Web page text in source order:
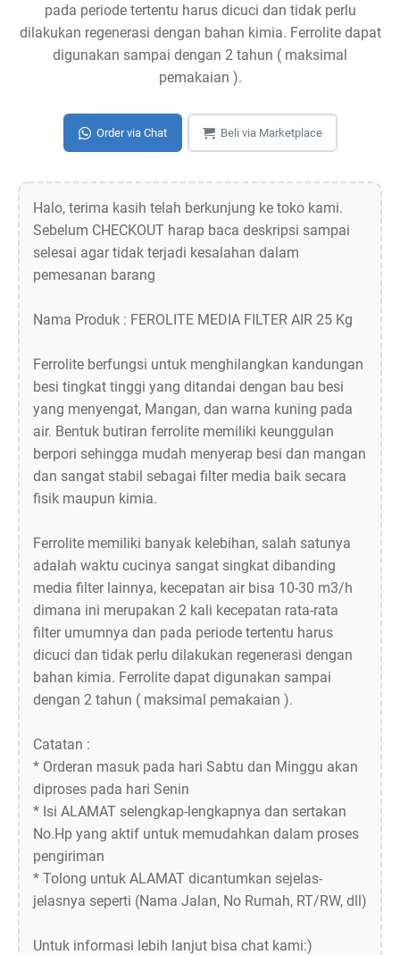
pada periode tertentu harus dicuci dan tidak perlu
dilakukan regenerasi dengan bahan kimia. Ferrolite dapat
digunakan sampai dengan 2 tahun ( maksimal
pemakaian ).
Order via Chat Beli via Marketplace
Halo, terima kasih telah berkunjung ke toko kami.
Sebelum CHECKOUT harap baca deskripsi sampai
selesai agar tidak terjadi kesalahan dalam
pemesanan barang
Nama Produk : FEROLITE MEDIA FILTER AIR 25 Kg
Ferrolite berfungsi untuk menghilangkan kandungan
besi tingkat tinggi yang ditandai dengan bau besi
yang menyengat, Mangan, dan warna kuning pada
air. Bentuk butiran ferrolite memiliki keunggulan
berpori sehingga mudah menyerap besi dan mangan
dan sangat stabil sebagai filter media baik secara
fisik maupun kimia.
Ferrolite memiliki banyak kelebihan, salah satunya
adalah waktu cucinya sangat singkat dibanding
media filter lainnya, kecepatan air bisa 10-30 m3/h
dimana ini merupakan 2 kali kecepatan rata-rata
filter umumnya dan pada periode tertentu harus
dicuci dan tidak perlu dilakukan regenerasi dengan
bahan kimia. Ferrolite dapat digunakan sampai
dengan 2 tahun ( maksimal pemakaian ).
Catatan :
* Orderan masuk pada hari Sabtu dan Minggu akan
diproses pada hari Senin
* Isi ALAMAT selengkap-lengkapnya dan sertakan
No.Hp yang aktif untuk memudahkan dalam proses
pengiriman
* Tolong untuk ALAMAT dicantumkan sejelas-
jelasnya seperti (Nama Jalan, No Rumah, RT/RW, dll)
Untuk informasi lebih lanjut bisa chat kami:)